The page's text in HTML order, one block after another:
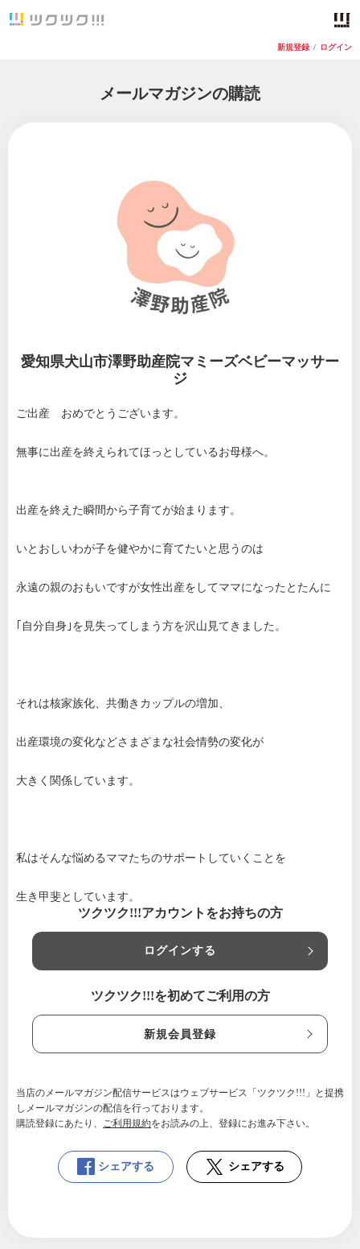
新規登録 / ログイン
メールマガジンの購読
愛知県犬山市澤野助産院マミーズベビーマッサー
ジ
ご出産 おめでとうございます。
無事に出産を終えられてほっとしているお母様へ。
出産を終えた瞬間から子育てが始まります。
いとおしいわが子を健やかに育てたいと思うのは
永遠の親のおもいですが女性出産をしてママになったとたんに
｢自分自身｣を見失ってしまう方を沢山見てきました。
それは核家族化、共働きカップルの増加、
出産環境の変化などさまざまな社会情勢の変化が
大きく関係しています。
私はそんな悩めるママたちのサポートしていくことを
生き甲斐としています。
ツクツク!!!アカウントをお持ちの方
ログインする
ツクツク!!!を初めてご利用の方
新規会員登録
当店のメールマガジン配信サービスはウェブサービス「ツクツク!!!」と提携
しメールマガジンの配信を行っております。
購読登録にあたり、 ご利用規約をお読みの上、登録にお進み下さい。
シェアする シェアする